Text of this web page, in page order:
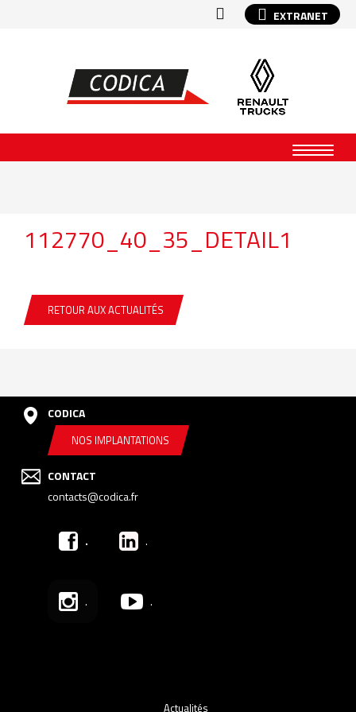
EXTRANET
112770_40_35_DETAIL1
RETOUR AUX ACTUALITÉS
CODICA
NOS IMPLANTATIONS
CONTACT
contacts@codica.fr
. .
. .
Actualités